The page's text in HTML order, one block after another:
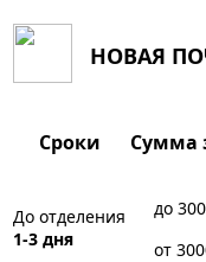
НОВАЯ
Сроки Сумма
До отделения
1-3 дня
до
от